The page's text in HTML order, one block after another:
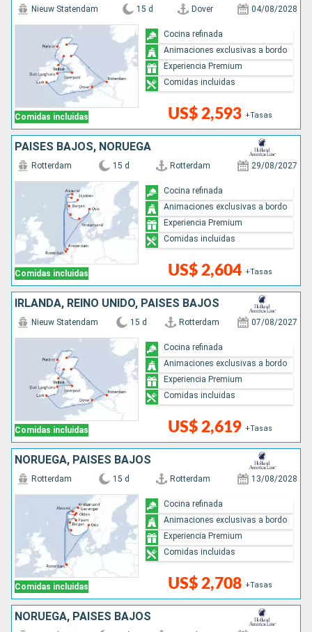
Comidas incluidas
Nieuw Statendam 15 d Dover 04/08/2028
US$ 2,593 +Tasas
Cocina refinada
Animaciones exclusivas a bordo
Experiencia Premium
Comidas incluidas
PAISES BAJOS, NORUEGA
Comidas incluidas
Rotterdam 15 d Rotterdam 29/08/2027
US$ 2,604 +Tasas
Cocina refinada
Animaciones exclusivas a bordo
Experiencia Premium
Comidas incluidas
IRLANDA, REINO UNIDO, PAISES BAJOS
Comidas incluidas
Nieuw Statendam 15 d Rotterdam 07/08/2027
US$ 2,619 +Tasas
Cocina refinada
Animaciones exclusivas a bordo
Experiencia Premium
Comidas incluidas
NORUEGA, PAISES BAJOS
Comidas incluidas
Rotterdam 15 d Rotterdam 13/08/2028
US$ 2,708 +Tasas
Cocina refinada
Animaciones exclusivas a bordo
Experiencia Premium
Comidas incluidas
NORUEGA, PAISES BAJOS